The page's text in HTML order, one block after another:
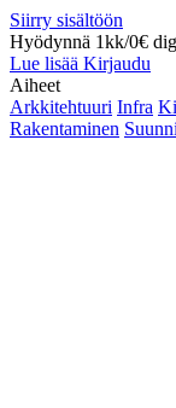
Siirry sisältöön
Hyödynnä 1kk/0€
Lue lisää Kirjaudu
Aiheet
Arkkitehtuuri Infra
Rakentaminen